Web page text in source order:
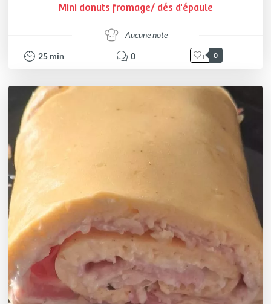
Mini donuts fromage/ dés d'épaule
Aucune note
25 min 0 0